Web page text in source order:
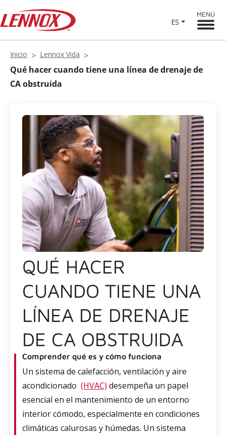
ES
MENÚ
Inicio Lennox Vida
Qué hacer cuando tiene una línea de drenaje de
CA obstruida
QUÉ HACER
CUANDO TIENE UNA
LÍNEA DE DRENAJE
DE CA OBSTRUIDA
Comprender qué es y cómo funciona
Un sistema de calefacción, ventilación y aire
acondicionado (HVAC) desempeña un papel
esencial en el mantenimiento de un entorno
interior cómodo, especialmente en condiciones
climáticas calurosas y húmedas. Un sistema